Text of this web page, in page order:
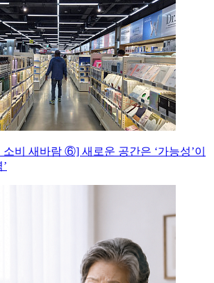
소비 새바람 ⑥] 새로운 공간은 ‘가능성’이